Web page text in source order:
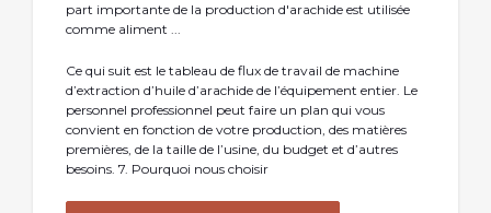
part importante de la production d'arachide est utilisée
comme aliment ...
Ce qui suit est le tableau de flux de travail de machine
d’extraction d’huile d’arachide de l’équipement entier. Le
personnel professionnel peut faire un plan qui vous
convient en fonction de votre production, des matières
premières, de la taille de l’usine, du budget et d’autres
besoins. 7. Pourquoi nous choisir